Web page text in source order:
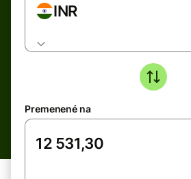
INR
Premenené na